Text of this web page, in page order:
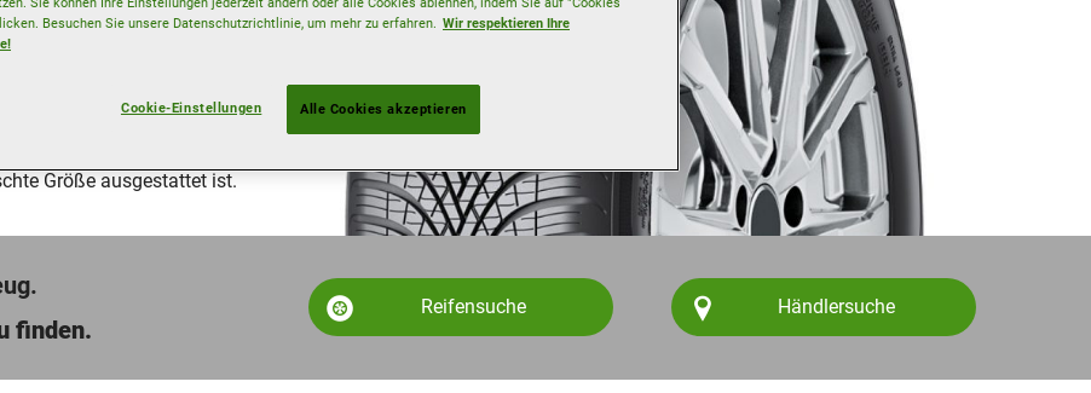
Felgenschutz
Größen verfügbar.
mit welchen technischen
Größe ausgestattet ist.
Ganzjahresreifen
finden.
Reifensuche Händlersuche
Besuchen Sie unsere Datenschutzrichtlinie, um mehr zu erfahren. Wir respektieren Ihre
Cookie-Einstellungen Alle Cookies akzeptieren